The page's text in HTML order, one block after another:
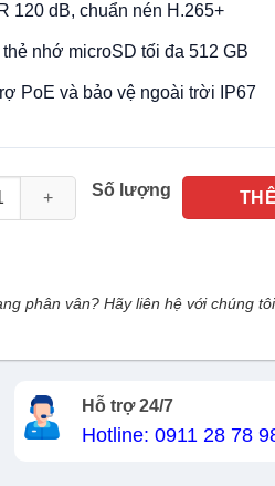
120 dB, chuẩn nén H.265+
thẻ nhớ microSD tối đa 512 GB
PoE và bảo vệ ngoài trời IP67
Số lượng
thân trụ Hikvision DS-2CD1043G2-
phân vân? Hãy liên hệ với chúng
Hỗ trợ 24/7
Hotline: 0911 28 78